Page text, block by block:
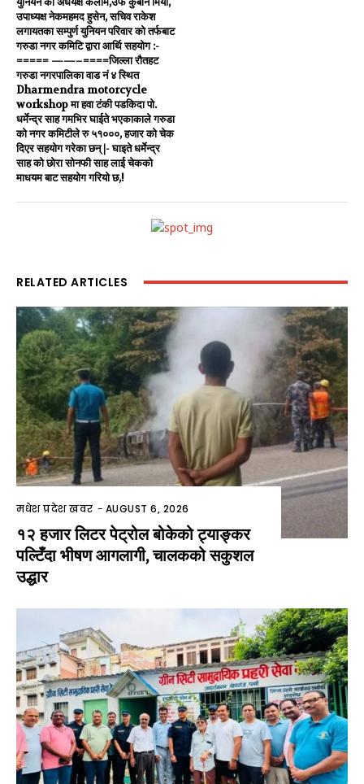
उपाध्यक्ष नेकमहमद हुसेन, सचिव राकेश
लगायतका सम्पुर्ण युनियन परिवार को तर्फबाट
गरुडा नगर कमिटि द्वारा आर्थि सहयोग :-
===== ——–====जिल्ला रौतहट
गरुडा नगरपालिका वाड नं ४ स्थित
Dharmendra motorcycle
workshop मा हवा टंकी पडकिदा पो.
धर्मेन्द्र साह गमभिर घाईते भएकाकाले गरुडा
को नगर कमिटीले रु ५१०००, हजार को चेक
दिएर सहयोग गरेका छन् |- घाइते धर्मेन्द्र
साह को छोरा सोनफी साह लाई चेकको
माधयम बाट सहयोग गरियो छ,!
RELATED ARTICLES
मधेश प्रदेश खवर - AUGUST 6, 2026
१२ हजार लिटर पेट्रोल बोकेको ट्याङ्कर
पल्टिँदा भीषण आगलागी, चालकको सकुशल
उद्धार